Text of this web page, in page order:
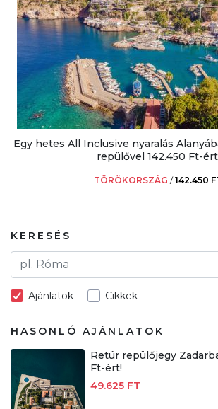
Egy hetes All Inclusive nyaralás
repülővel 142.450 Ft-
TÖRÖKORSZÁG /142.450
KERESÉS
Ajánlatok Cikkek
HASONLÓ AJÁNLATOK
Retúr repülőjegy
Ft-ért!
49.625 FT